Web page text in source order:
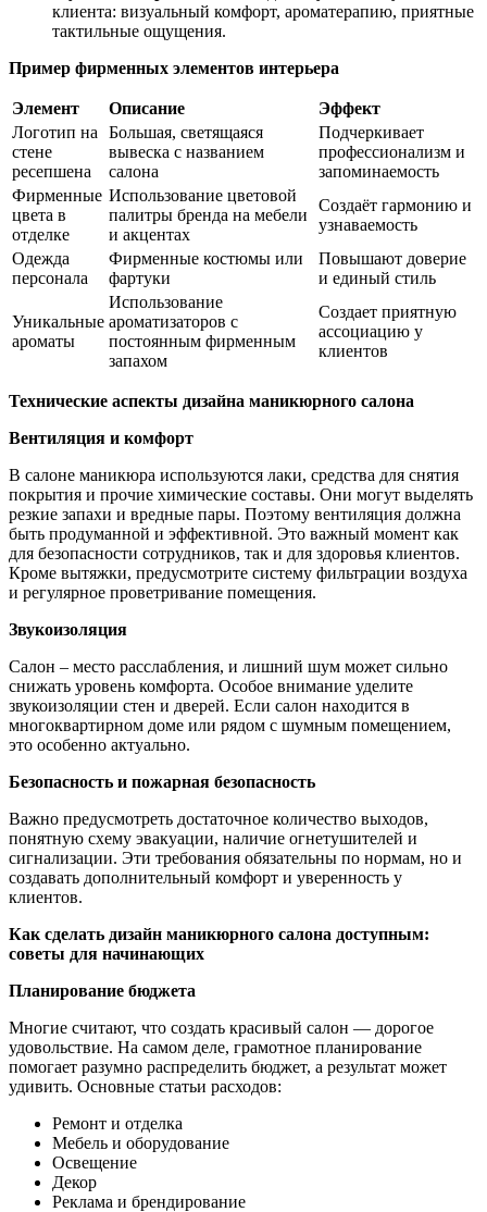
клиента: визуальный комфорт, ароматерапию, приятные
тактильные ощущения.
Пример фирменных элементов интерьера
Элемент Описание
Эффект
Логотип на
стене
ресепшена
Большая, светящаяся
вывеска с названием
салона
Подчеркивает
профессионализм и
запоминаемость
Фирменные
цвета в
отделке
Использование цветовой
палитры бренда на мебели
и акцентах
Создаёт гармонию и
узнаваемость
Одежда
персонала
Фирменные костюмы или
фартуки
Повышают доверие
и единый стиль
Уникальные
ароматы
Использование
ароматизаторов с
постоянным фирменным
запахом
Создает приятную
ассоциацию у
клиентов
Технические аспекты дизайна маникюрного салона
Вентиляция и комфорт
В салоне маникюра используются лаки, средства для снятия
покрытия и прочие химические составы. Они могут выделять
резкие запахи и вредные пары. Поэтому вентиляция должна
быть продуманной и эффективной. Это важный момент как
для безопасности сотрудников, так и для здоровья клиентов.
Кроме вытяжки, предусмотрите систему фильтрации воздуха
и регулярное проветривание помещения.
Звукоизоляция
Салон – место расслабления, и лишний шум может сильно
снижать уровень комфорта. Особое внимание уделите
звукоизоляции стен и дверей. Если салон находится в
многоквартирном доме или рядом с шумным помещением,
это особенно актуально.
Безопасность и пожарная безопасность
Важно предусмотреть достаточное количество выходов,
понятную схему эвакуации, наличие огнетушителей и
сигнализации. Эти требования обязательны по нормам, но и
создавать дополнительный комфорт и уверенность у
клиентов.
Как сделать дизайн маникюрного салона доступным:
советы для начинающих
Планирование бюджета
Многие считают, что создать красивый салон — дорогое
удовольствие. На самом деле, грамотное планирование
помогает разумно распределить бюджет, а результат может
удивить. Основные статьи расходов:
Ремонт и отделка
Мебель и оборудование
Освещение
Декор
Реклама и брендирование